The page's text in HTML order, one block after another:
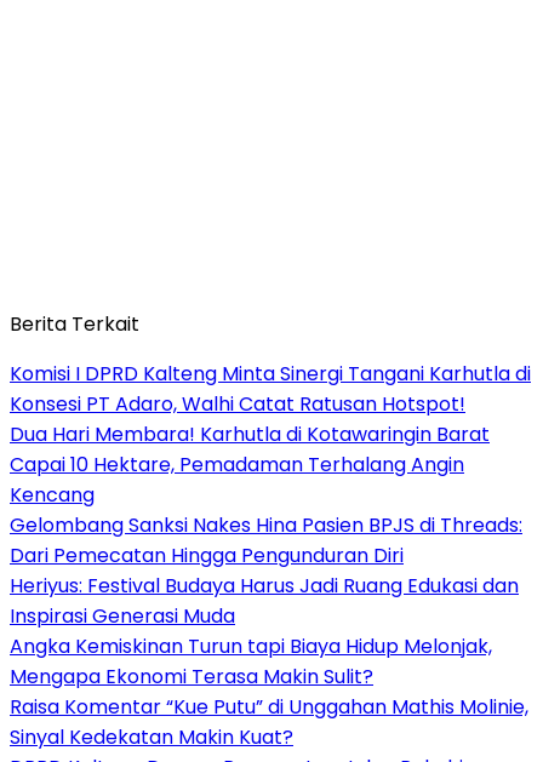
Berita Terkait
Komisi I DPRD Kalteng Minta Sinergi Tangani Karhutla di
Konsesi PT Adaro, Walhi Catat Ratusan Hotspot!
Dua Hari Membara! Karhutla di Kotawaringin Barat
Capai 10 Hektare, Pemadaman Terhalang Angin
Kencang
Gelombang Sanksi Nakes Hina Pasien BPJS di Threads:
Dari Pemecatan Hingga Pengunduran Diri
Heriyus: Festival Budaya Harus Jadi Ruang Edukasi dan
Inspirasi Generasi Muda
Angka Kemiskinan Turun tapi Biaya Hidup Melonjak,
Mengapa Ekonomi Terasa Makin Sulit?
Raisa Komentar “Kue Putu” di Unggahan Mathis Molinie,
Sinyal Kedekatan Makin Kuat?